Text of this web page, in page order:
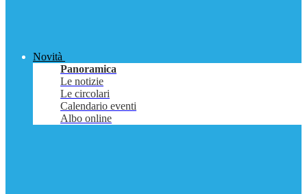
Novità
Panoramica
Le notizie
Le circolari
Calendario eventi
Albo online